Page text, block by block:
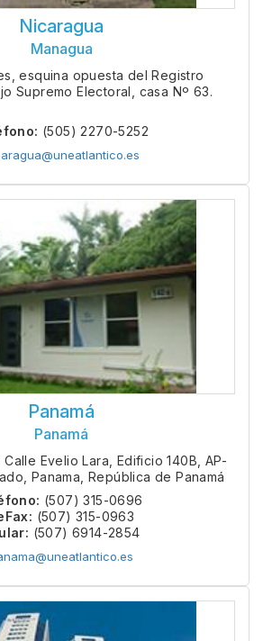
Nicaragua
Managua
esquina opuesta del Registro
Supremo Electoral, casa Nº 63.
(505) 2270-5252
Panamá
Panamá
Evelio Lara, Edificio 140B, AP-
Panama, República de Panamá
(507) 315-0696
(507) 315-0963
(507) 6914-2854